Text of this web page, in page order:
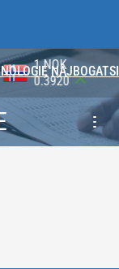
NAJBOGATSI
1 DKK
0.5753